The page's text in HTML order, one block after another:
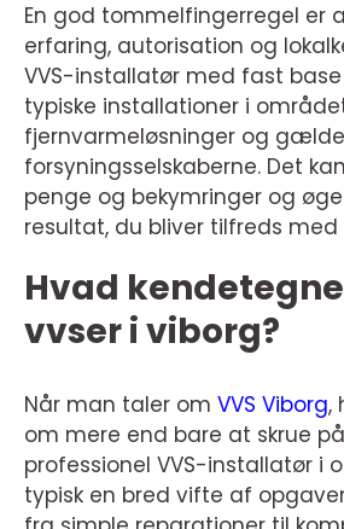
En god tommelfingerregel er
erfaring, autorisation og
VVS-installatør med fast
typiske installationer i
fjernvarmeløsninger og
forsyningsselskaberne. Det
penge og bekymringer og
resultat, du bliver tilfreds
Hvad
vvser i viborg?
Når man taler om VVS Viborg,
om mere end bare at skrue
professionel VVS-installatør i
typisk en bred vifte af